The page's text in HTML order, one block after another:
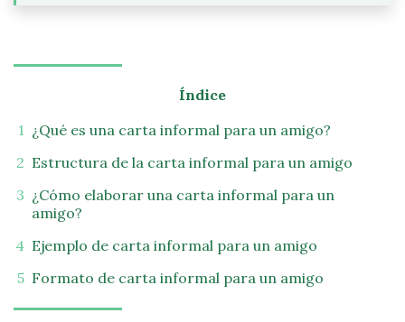
Índice
¿Qué es una carta informal para un amigo?
Estructura de la carta informal para un amigo
¿Cómo elaborar una carta informal para un
amigo?
Ejemplo de carta informal para un amigo
Formato de carta informal para un amigo